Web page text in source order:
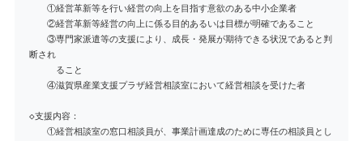
①経営革新等を行い経営の向上を目指す意欲のある中小企業者
②経営革新等経営の向上に係る目的あるいは目標が明確であること
③専門家派遣等の支援により、成長・発展が期待できる状況であると判
断され
ること
④滋賀県産業支援プラザ経営相談室において経営相談を受けた者
◇支援内容：
①経営相談室の窓口相談員が、事業計画達成のために専任の相談員とし